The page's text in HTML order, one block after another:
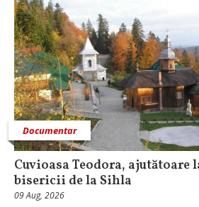
Documentar
Cuvioasa Teodora, ajutătoare
bisericii de la Sihla
09 Aug, 2026